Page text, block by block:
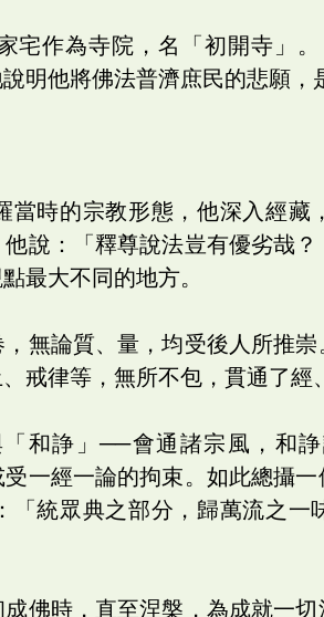
宅作為寺院，名「初開寺」
明他將佛法普濟庶民的悲願，
當時的宗教形態，他深入經藏
說：「釋尊說法豈有優劣哉
最大不同的地方。
無論質、量，均受後人所推
戒律等，無所不包，貫通了經
和諍」──會通諸宗風，和
一經一論的拘束。如此總攝
「統眾典之部分，歸萬流之一
成佛時，直至涅槃，為成就一